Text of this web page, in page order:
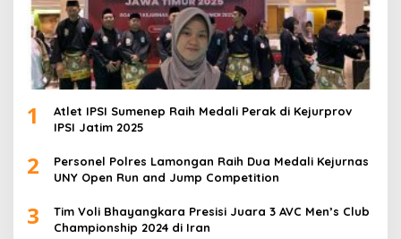
1
Atlet IPSI Sumenep Raih Medali Perak di Kejurprov
IPSI Jatim 2025
2
Personel Polres Lamongan Raih Dua Medali Kejurnas
UNY Open Run and Jump Competition
3
Tim Voli Bhayangkara Presisi Juara 3 AVC Men’s Club
Championship 2024 di Iran